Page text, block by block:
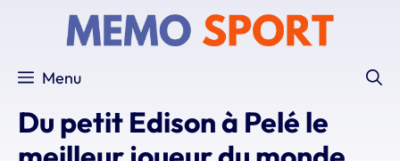
Menu
Du petit Edison à Pelé le